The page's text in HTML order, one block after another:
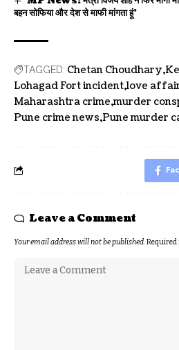
बहन सोफिया और देश से माफी मांगता हूं’
TAGGED: Chetan Choudhary
Lohagad Fort incident love
Maharashtra crime murder
Pune crime news Pune murder
Leave a Comment
Your email address will not be published.Required